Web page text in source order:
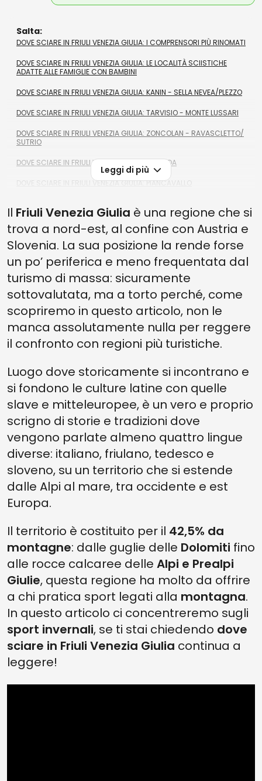
Salta:
DOVE SCIARE IN FRIULI VENEZIA GIULIA: I COMPRENSORI PIÙ RINOMATI
DOVE SCIARE IN FRIULI VENEZIA GIULIA: LE LOCALITÀ SCIISTICHE
ADATTE ALLE FAMIGLIE CON BAMBINI
DOVE SCIARE IN FRIULI VENEZIA GIULIA: KANIN - SELLA NEVEA/PLEZZO
DOVE SCIARE IN FRIULI VENEZIA GIULIA: TARVISIO - MONTE LUSSARI
DOVE SCIARE IN FRIULI VENEZIA GIULIA: ZONCOLAN - RAVASCLETTO/​
SUTRIO
DOVE SCIARE IN FRIULI VENEZIA GIULIA: SAPPADA
DOVE SCIARE IN FRIULI VENEZIA GIULIA: PIANCAVALLO
Leggi di più
Il Friuli Venezia Giulia è una regione che si
trova a nord-est, al confine con Austria e
Slovenia. La sua posizione la rende forse
un po’ periferica e meno frequentata dal
turismo di massa: sicuramente
sottovalutata, ma a torto perché, come
scopriremo in questo articolo, non le
manca assolutamente nulla per reggere
il confronto con regioni più turistiche.
Luogo dove storicamente si incontrano e
si fondono le culture latine con quelle
slave e mitteleuropee, è un vero e proprio
scrigno di storie e tradizioni dove
vengono parlate almeno quattro lingue
diverse: italiano, friulano, tedesco e
sloveno, su un territorio che si estende
dalle Alpi al mare, tra occidente e est
Europa.
Il territorio è costituito per il 42,5% da
montagne: dalle guglie delle Dolomiti fino
alle rocce calcaree delle Alpi e Prealpi
Giulie, questa regione ha molto da offrire
a chi pratica sport legati alla montagna.
In questo articolo ci concentreremo sugli
sport invernali, se ti stai chiedendo dove
sciare in Friuli Venezia Giulia continua a
leggere!